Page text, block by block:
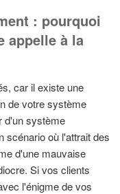
: pourquoi
appelle à la
car il existe une
de votre système
d'un système
scénario où l'attrait des
d'une mauvaise
Si vos clients
l'énigme de vos